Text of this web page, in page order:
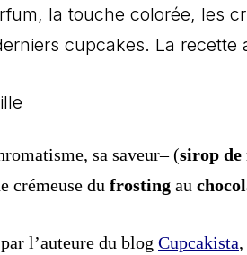
la touche colorée, les
cupcakes. La
sa saveur– (sirop de
crémeuse du frosting au
l’auteure du blog Cupcakista